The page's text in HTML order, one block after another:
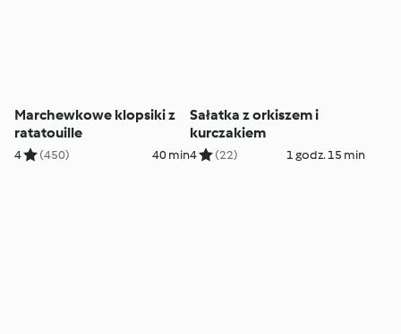
Marchewkowe klopsiki z
ratatouille
4 (450) 40 min
Sałatka z orkiszem i
kurczakiem
4 (22) 1 godz. 15 min